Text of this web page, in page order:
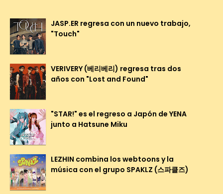
JASP.ER regresa con un nuevo trabajo,
"Touch"
VERIVERY (베리베리) regresa tras dos
años con "Lost and Found"
"STAR!" es el regreso a Japón de YENA
junto a Hatsune Miku
LEZHIN combina los webtoons y la
música con el grupo SPAKLZ (스파클즈)